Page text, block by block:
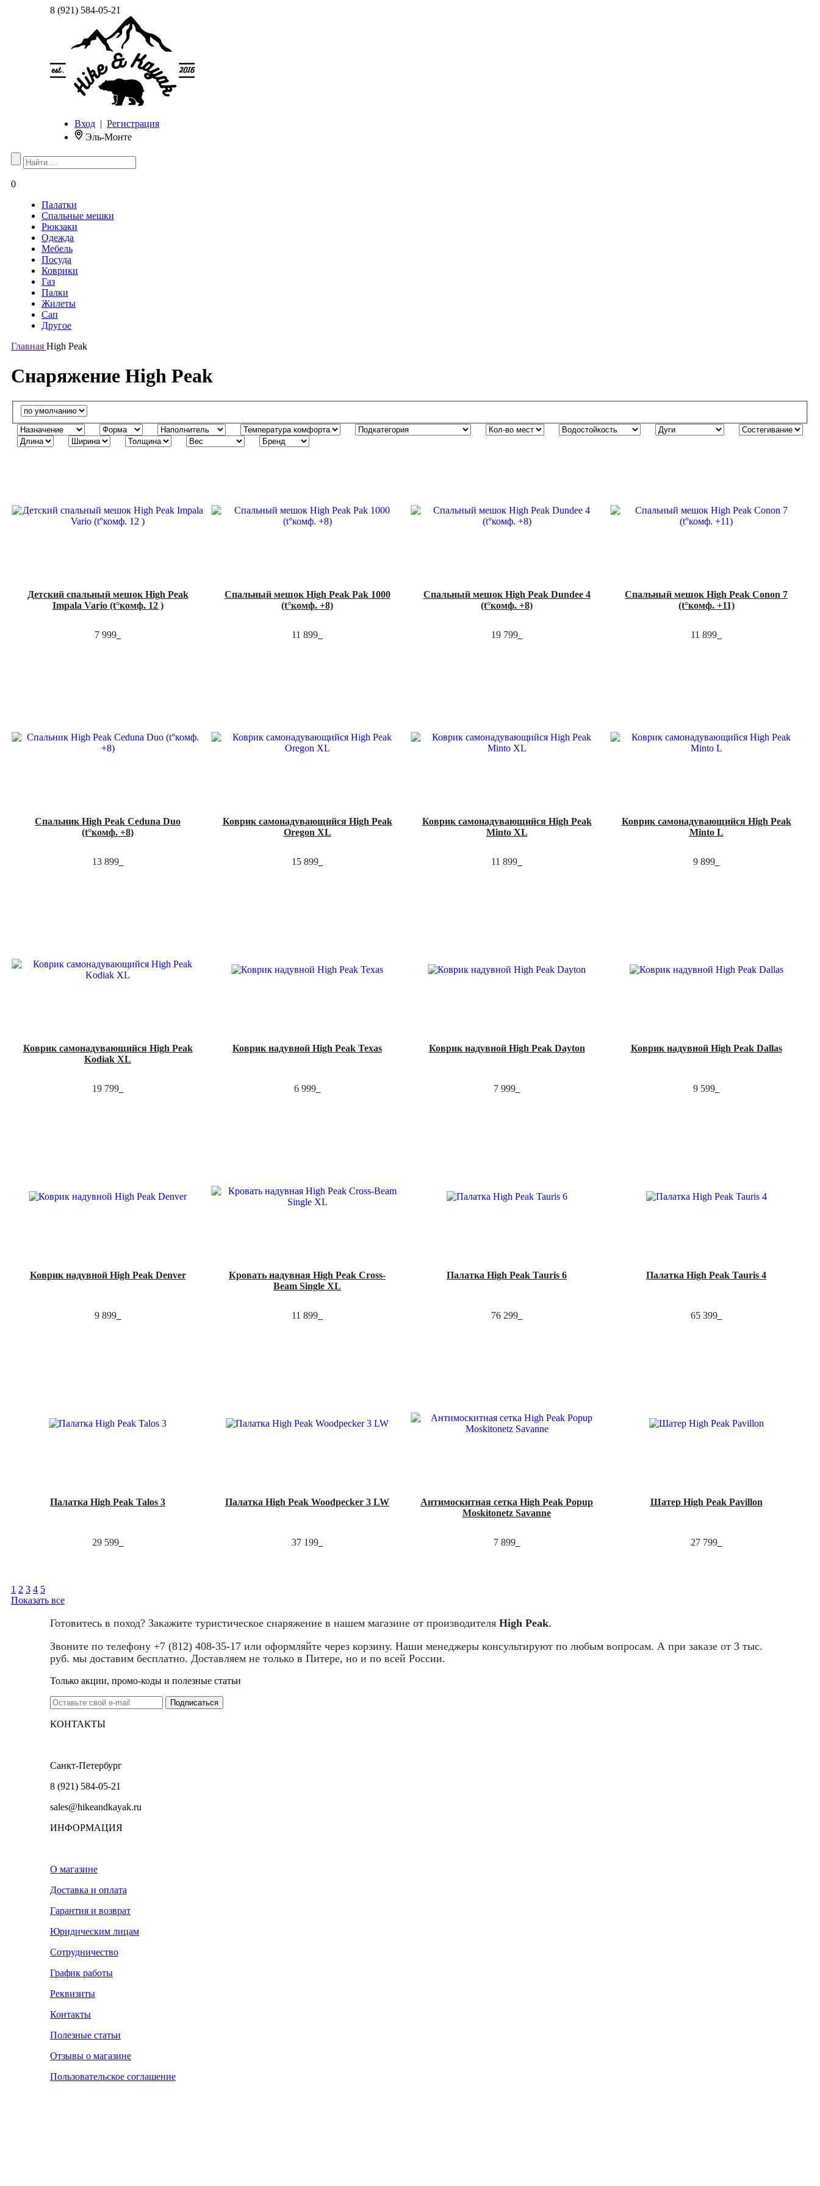
8 (921) 584-05-21
Вход | Регистрация
Эль-Монте
0
Палатки
Спальные мешки
Рюкзаки
Одежда
Мебель
Посуда
Коврики
Газ
Палки
Жилеты
Сап
Другое
Главная High Peak
Снаряжение High Peak
Детский спальный мешок High Peak
Impala Vario (t°комф. 12 )
7 999
Спальный мешок High Peak Pak 1000
(t°комф. +8)
11 899
Спальный мешок High Peak Dundee 4
(t°комф. +8)
19 799
Спальный мешок High Peak Conon 7
(t°комф. +11)
11 899
Спальник High Peak Ceduna Duo
(t°комф. +8)
13 899
Коврик самонадувающийся High Peak
Oregon XL
15 899
Коврик самонадувающийся High Peak
Minto XL
11 899
Коврик самонадувающийся High Peak
Minto L
9 899
Коврик самонадувающийся High Peak
Kodiak XL
19 799
Коврик надувной High Peak Texas
6 999
Коврик надувной High Peak Dayton
7 999
Коврик надувной High Peak Dallas
9 599
Коврик надувной High Peak Denver
9 899
Кровать надувная High Peak Cross-
Beam Single XL
11 899
Палатка High Peak Tauris 6
76 299
Палатка High Peak Tauris 4
65 399
Палатка High Peak Talos 3
29 599
Палатка High Peak Woodpecker 3 LW
37 199
Антимоскитная сетка High Peak Popup
Moskitonetz Savanne
7 899
Шатер High Peak Pavillon
27 799
1 2 3 4 5
Показать все
Готовитесь в поход? Закажите туристическое снаряжение в нашем магазине от производителя High Peak.
Звоните по телефону +7 (812) 408-35-17 или оформляйте через корзину. Наши менеджеры консультируют по любым вопросам. А при заказе от 3 тыс.
руб. мы доставим бесплатно. Доставляем не только в Питере, но и по всей России.
Только акции, промо-коды и полезные статьи
КОНТАКТЫ
Санкт-Петербург
8 (921) 584-05-21
sales@hikeandkayak.ru
ИНФОРМАЦИЯ
О магазине
Доставка и оплата
Гарантия и возврат
Юридическим лицам
Сотрудничество
График работы
Реквизиты
Контакты
Полезные статьи
Отзывы о магазине
Пользовательское соглашение